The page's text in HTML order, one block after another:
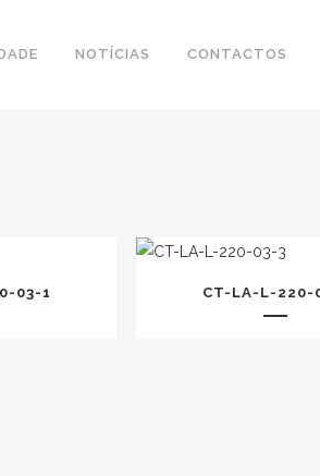
NOTÍCIAS CONTACTOS
03-1 CT-LA-L-220-